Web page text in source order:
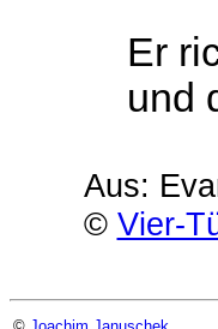
Er
und
Aus:
© Vier-